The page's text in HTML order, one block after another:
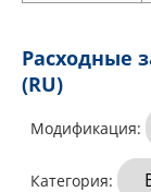
Расходные
(RU)
Модификация:
Категория: